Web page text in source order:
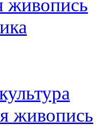
живопись
живопись